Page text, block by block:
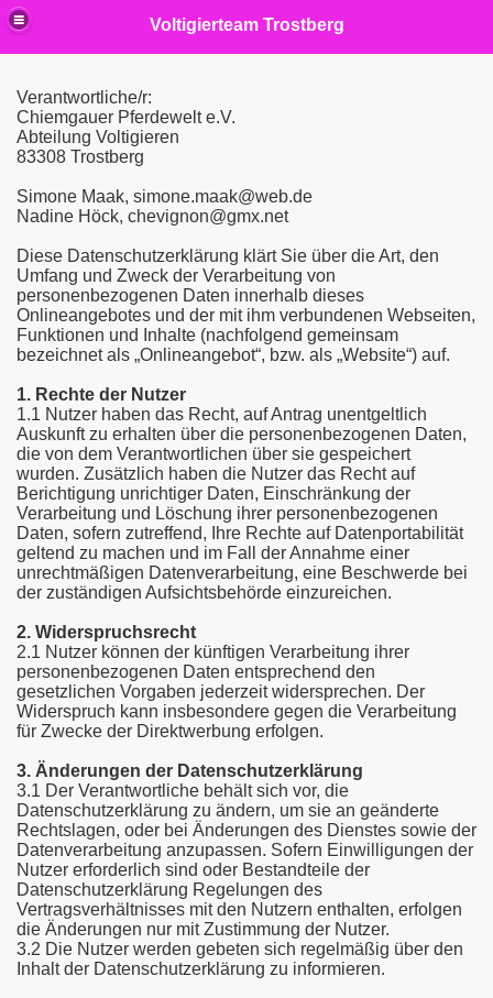
Voltigierteam Trostberg
Verantwortliche/r:
Chiemgauer Pferdewelt e.V.
Abteilung Voltigieren
83308 Trostberg
Simone Maak, simone.maak@web.de
Nadine Höck, chevignon@gmx.net
Diese Datenschutzerklärung klärt Sie über die Art, den
Umfang und Zweck der Verarbeitung von
personenbezogenen Daten innerhalb dieses
Onlineangebotes und der mit ihm verbundenen Webseiten,
Funktionen und Inhalte (nachfolgend gemeinsam
bezeichnet als „Onlineangebot“, bzw. als „Website“) auf.
1. Rechte der Nutzer
1.1 Nutzer haben das Recht, auf Antrag unentgeltlich
Auskunft zu erhalten über die personenbezogenen Daten,
die von dem Verantwortlichen über sie gespeichert
wurden. Zusätzlich haben die Nutzer das Recht auf
Berichtigung unrichtiger Daten, Einschränkung der
Verarbeitung und Löschung ihrer personenbezogenen
Daten, sofern zutreffend, Ihre Rechte auf Datenportabilität
geltend zu machen und im Fall der Annahme einer
unrechtmäßigen Datenverarbeitung, eine Beschwerde bei
der zuständigen Aufsichtsbehörde einzureichen.
2. Widerspruchsrecht
2.1 Nutzer können der künftigen Verarbeitung ihrer
personenbezogenen Daten entsprechend den
gesetzlichen Vorgaben jederzeit widersprechen. Der
Widerspruch kann insbesondere gegen die Verarbeitung
für Zwecke der Direktwerbung erfolgen.
3. Änderungen der Datenschutzerklärung
3.1 Der Verantwortliche behält sich vor, die
Datenschutzerklärung zu ändern, um sie an geänderte
Rechtslagen, oder bei Änderungen des Dienstes sowie der
Datenverarbeitung anzupassen. Sofern Einwilligungen der
Nutzer erforderlich sind oder Bestandteile der
Datenschutzerklärung Regelungen des
Vertragsverhältnisses mit den Nutzern enthalten, erfolgen
die Änderungen nur mit Zustimmung der Nutzer.
3.2 Die Nutzer werden gebeten sich regelmäßig über den
Inhalt der Datenschutzerklärung zu informieren.